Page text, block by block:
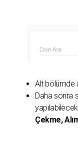
Alt bölümde
Daha sonra
Çekme,